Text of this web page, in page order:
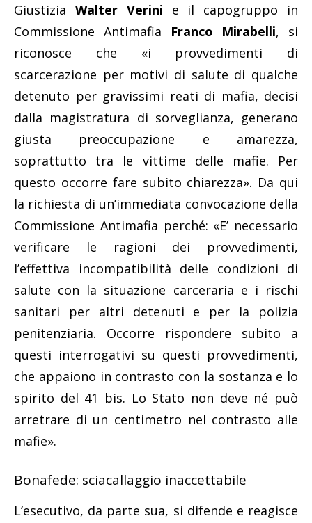
Giustizia Walter Verini e il capogruppo in
Commissione Antimafia
Franco Mirabelli, si
riconosce che «i provvedimenti di
scarcerazione per motivi di salute di qualche
detenuto per gravissimi reati di mafia, decisi
dalla magistratura di sorveglianza, generano
giusta preoccupazione e amarezza,
soprattutto tra le vittime delle mafie. Per
questo occorre fare subito chiarezza». Da qui
la richiesta di un’immediata convocazione della
Commissione Antimafia perché: «E’ necessario
verificare le ragioni dei provvedimenti,
l’effettiva incompatibilità delle condizioni di
salute con la situazione carceraria e i rischi
sanitari per altri detenuti e per la polizia
penitenziaria. Occorre rispondere subito a
questi interrogativi su questi provvedimenti,
che appaiono in contrasto con la sostanza e lo
spirito del 41 bis. Lo Stato non deve né può
arretrare di un centimetro nel contrasto alle
mafie».
Bonafede: sciacallaggio inaccettabile
L’esecutivo, da parte sua, si difende e reagisce